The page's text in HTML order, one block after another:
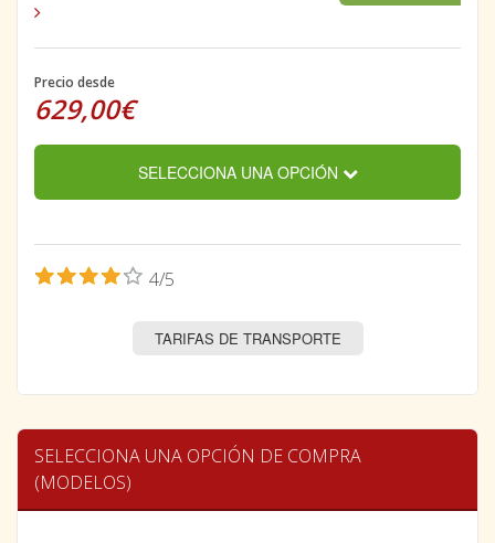
Precio desde
629,00€
SELECCIONA UNA OPCIÓN
4/5
TARIFAS DE TRANSPORTE
SELECCIONA UNA OPCIÓN DE COMPRA
(MODELOS)